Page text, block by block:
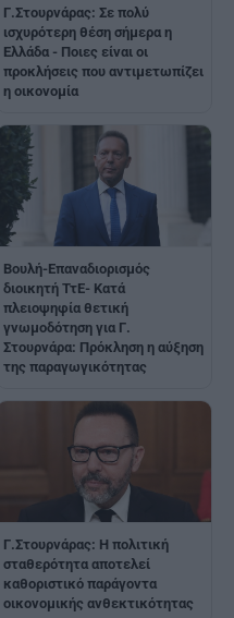
Γ.Στουρνάρας: Σε πολύ
ισχυρότερη θέση σήμερα η
Ελλάδα - Ποιες είναι οι
προκλήσεις που αντιμετωπίζει
η οικονομία
Βουλή-Επαναδιορισμός
διοικητή ΤτΕ- Κατά
πλειοψηφία θετική
γνωμοδότηση για Γ.
Στουρνάρα: Πρόκληση η αύξηση
της παραγωγικότητας
Γ.Στουρνάρας: Η πολιτική
σταθερότητα αποτελεί
καθοριστικό παράγοντα
οικονομικής ανθεκτικότητας